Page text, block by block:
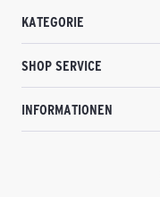
KATEGORIE
SHOP SERVICE
INFORMATIONEN